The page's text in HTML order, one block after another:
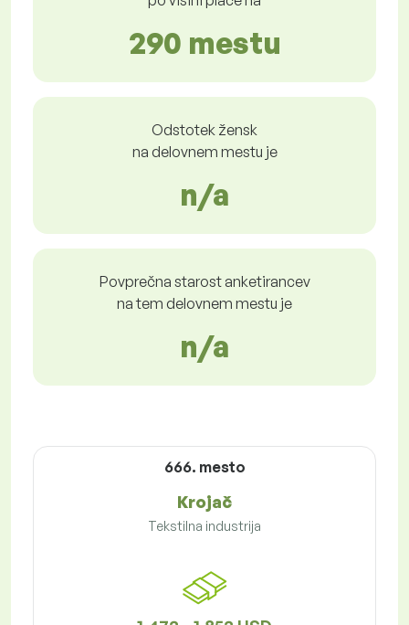
290 mestu
Odstotek žensk
na delovnem mestu je
n/a
Povprečna starost anketirancev
na tem delovnem mestu je
n/a
666. mesto
Krojač
Tekstilna industrija